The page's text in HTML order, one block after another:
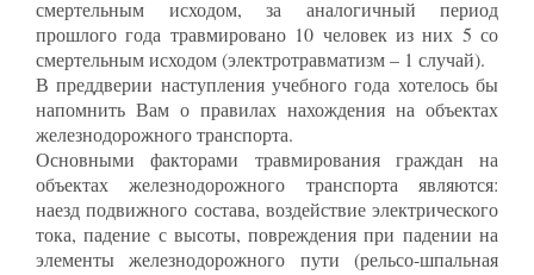
смертельным исходом, за аналогичный период
прошлого года травмировано 10 человек из них 5 со
смертельным исходом (электротравматизм – 1 случай).
В преддверии наступления учебного года хотелось бы
напомнить Вам о правилах нахождения на объектах
железнодорожного транспорта.
Основными факторами травмирования граждан на
объектах железнодорожного транспорта являются:
наезд подвижного состава, воздействие электрического
тока, падение с высоты, повреждения при падении на
элементы железнодорожного пути (рельсо-шпальная